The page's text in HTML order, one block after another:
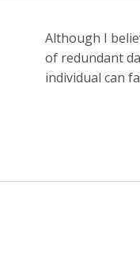
Although I
of redundant
individual can